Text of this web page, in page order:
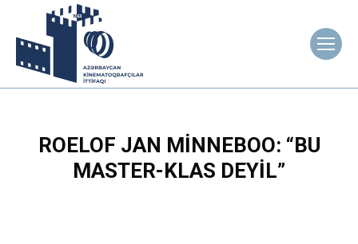
ROELOF JAN MINNEBOO: “BU
MASTER-KLAS DEYIL”